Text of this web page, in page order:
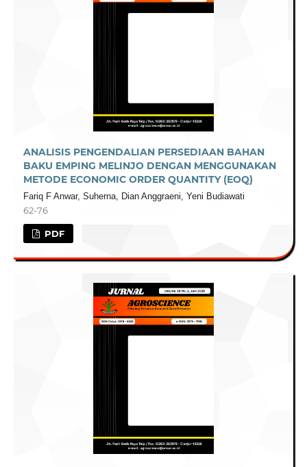
ANALISIS PENGENDALIAN PERSEDIAAN BAHAN
BAKU EMPING MELINJO DENGAN MENGGUNAKAN
METODE ECONOMIC ORDER QUANTITY (EOQ)
Fariq F Anwar, Suherna, Dian Anggraeni, Yeni Budiawati
62-76
PDF